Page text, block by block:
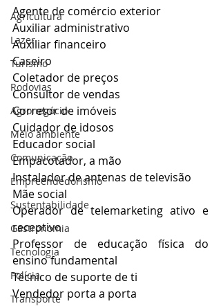
Agricultura
Lazer
Turismo
Rodovias
Agronegócio
Meio ambiente
Comunicação
Empreendedorismo
Sustentabilidade
Gastronomia
Tecnologia
Polícia
Transporte
Agente de comércio exterior
Auxiliar administrativo
Auxiliar financeiro
Caseiro
Coletador de preços
Consultor de vendas
Corretor de imóveis
Cuidador de idosos
Educador social
Empacotador, a mão
Instalador de antenas de televisão
Mãe social
Operador de telemarketing ativo e
receptivo
Professor de educação física do
ensino fundamental
Técnico de suporte de ti
Vendedor porta a porta